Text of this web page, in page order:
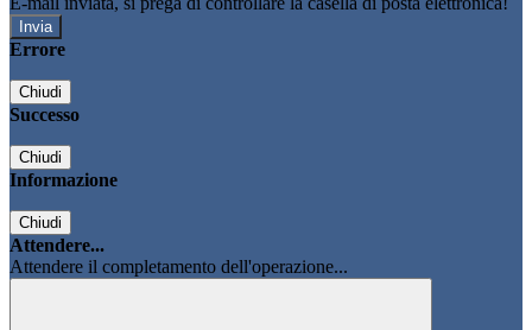
Errore
Chiudi
Successo
Chiudi
Informazione
Chiudi
Attendere...
Attendere il completamento dell'operazione...